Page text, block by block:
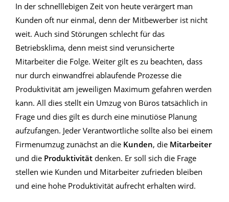
In der schnelllebigen Zeit von heute verärgert man
Kunden oft nur einmal, denn der Mitbewerber ist nicht
weit. Auch sind Störungen schlecht für das
Betriebsklima, denn meist sind verunsicherte
Mitarbeiter die Folge. Weiter gilt es zu beachten, dass
nur durch einwandfrei ablaufende Prozesse die
Produktivität am jeweiligen Maximum gefahren werden
kann. All dies stellt ein Umzug von Büros tatsächlich in
Frage und dies gilt es durch eine minutiöse Planung
aufzufangen. Jeder Verantwortliche sollte also bei einem
Firmenumzug zunächst an die Kunden, die Mitarbeiter
und die Produktivität denken. Er soll sich die Frage
stellen wie Kunden und Mitarbeiter zufrieden bleiben
und eine hohe Produktivität aufrecht erhalten wird.